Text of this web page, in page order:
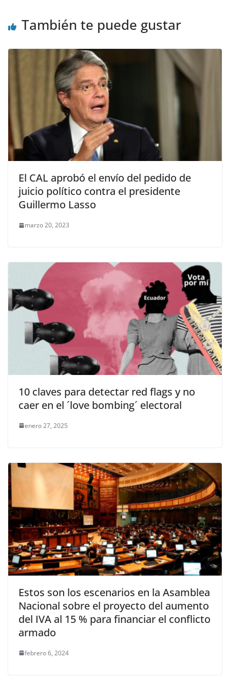
También te puede gustar
El CAL aprobó el envío del pedido de
juicio político contra el presidente
Guillermo Lasso
marzo 20, 2023
10 claves para detectar red flags y no
caer en el ´love bombing´ electoral
enero 27, 2025
Estos son los escenarios en la Asamblea
Nacional sobre el proyecto del aumento
del IVA al 15 % para financiar el conflicto
armado
febrero 6, 2024